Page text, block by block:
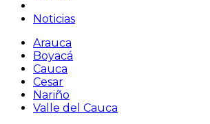
Noticias
Arauca
Boyacá
Cauca
Cesar
Nariño
Valle del Cauca